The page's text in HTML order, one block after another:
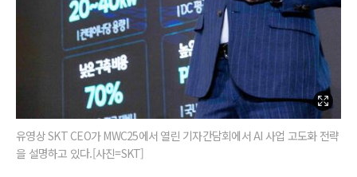
유영상 SKT CEO가 MWC25에서 열린 기자간담회에서 AI 사업 고도화 전략
을 설명하고 있다.[사진=SKT]